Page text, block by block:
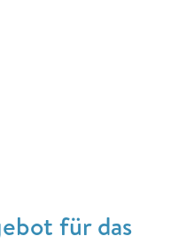
für das